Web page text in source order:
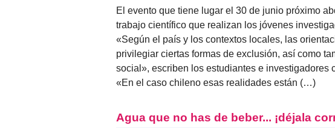
El evento que tiene lugar el 30 de junio próximo
trabajo científico que realizan los jóvenes
«Según el país y los contextos locales, las
privilegiar ciertas formas de exclusión, así como
social», escriben los estudiantes e investigadores
«En el caso chileno esas realidades están (…)
Agua que no has de beber... ¡déjala